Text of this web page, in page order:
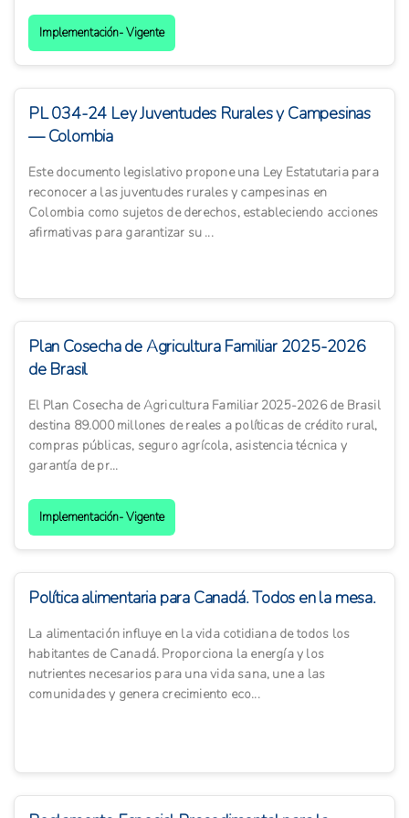
Implementación- Vigente
PL 034-24 Ley Juventudes Rurales y Campesinas
— Colombia
Este documento legislativo propone una Ley Estatutaria para
reconocer a las juventudes rurales y campesinas en
Colombia como sujetos de derechos, estableciendo acciones
afirmativas para garantizar su ...
Plan Cosecha de Agricultura Familiar 2025-2026
de Brasil
El Plan Cosecha de Agricultura Familiar 2025-2026 de Brasil
destina 89.000 millones de reales a políticas de crédito rural,
compras públicas, seguro agrícola, asistencia técnica y
garantía de pr...
Implementación- Vigente
Política alimentaria para Canadá. Todos en la mesa.
La alimentación influye en la vida cotidiana de todos los
habitantes de Canadá. Proporciona la energía y los
nutrientes necesarios para una vida sana, une a las
comunidades y genera crecimiento eco...